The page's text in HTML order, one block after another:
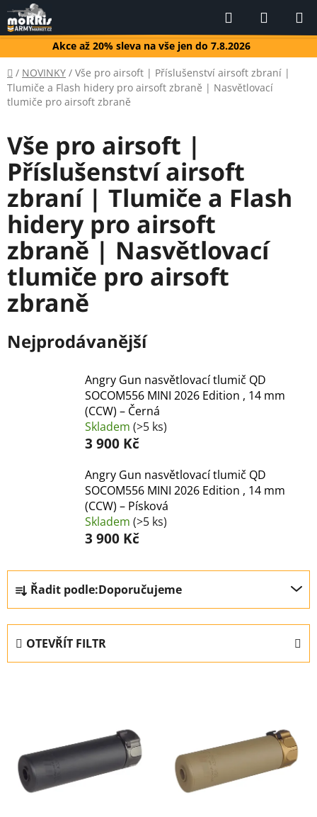
Přejít
na
obsah
Akce až 20% sleva na vše jen do 7.8.2026
Hledat
KOŠÍK
Domů
/ NOVINKY / Vše pro airsoft | Příslušenství airsoft zbraní |
Tlumiče a Flash hidery pro airsoft zbraně | Nasvětlovací
tlumiče pro airsoft zbraně
Vše pro airsoft |
Příslušenství airsoft
zbraní | Tlumiče a Flash
hidery pro airsoft
zbraně | Nasvětlovací
tlumiče pro airsoft
zbraně
Nejprodávanější
Angry Gun nasvětlovací tlumič QD
SOCOM556 MINI 2026 Edition , 14 mm
(CCW) – Černá
Skladem (>5 ks)
3 900 Kč
Angry Gun nasvětlovací tlumič QD
SOCOM556 MINI 2026 Edition , 14 mm
(CCW) – Písková
Skladem (>5 ks)
3 900 Kč
Ř
a
z
n
í
Řadit podle:Doporučujeme
OTEVŘÍT FILTR